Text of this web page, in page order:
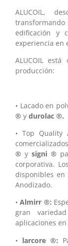
ALUCOIL,
edificación y
experiencia en
ALUCOIL
producción:
• Lacado en
® ydurolac ®.
• Top Quality
® ysigni ®
corporativa.
disponibles en
Anodizado.
•Almirr ®:
gran
aplicaciones
• larcore ®: